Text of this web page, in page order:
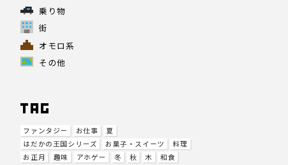
乗り物
街
オモロ系
その他
ファンタジー お仕事
夏
はだかの王国シリーズ
お菓子・スイーツ
料理
お正月
趣味 アホゲー 冬 秋 木
和食